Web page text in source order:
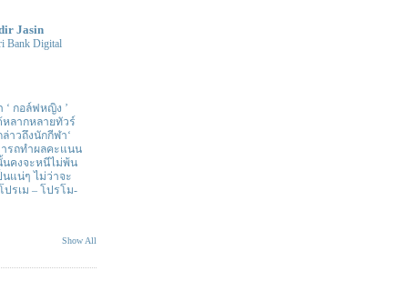
Jasin
Bank Digital
‘ กอล์ฟหญิง ’
ลากหลายทัวร์
าวถึงนักกีฬา‘
รถทำผลคะแนน
คงจะหนีไม่พ้น
นแน่ๆ ไม่ว่าจะ
ปรเม – โปรโม-
Show All